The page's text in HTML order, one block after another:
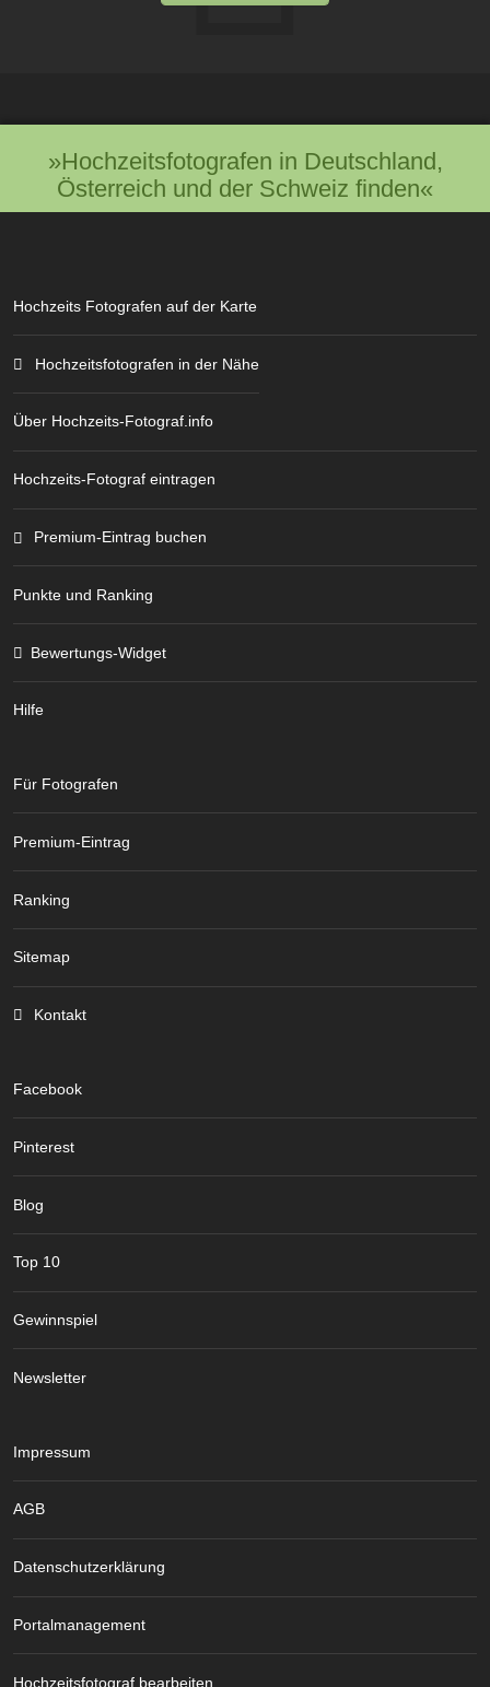
»Hochzeitsfotografen in Deutschland,
Österreich und der Schweiz finden«
Hochzeits Fotografen auf der Karte
Hochzeitsfotografen in der Nähe
Über Hochzeits-Fotograf.info
Hochzeits-Fotograf eintragen
Premium-Eintrag buchen
Punkte und Ranking
Bewertungs-Widget
Hilfe
Für Fotografen
Premium-Eintrag
Ranking
Sitemap
Kontakt
Facebook
Pinterest
Blog
Top 10
Gewinnspiel
Newsletter
Impressum
AGB
Datenschutzerklärung
Portalmanagement
Hochzeitsfotograf bearbeiten